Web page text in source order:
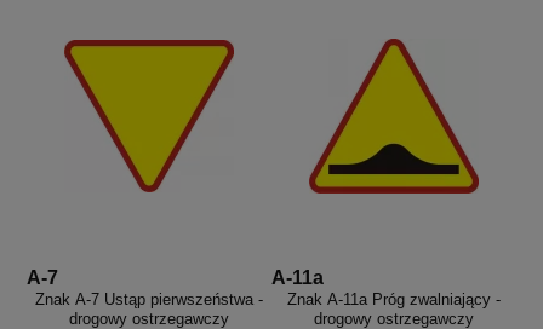
A-7
Znak A-7 Ustąp pierwszeństwa -
drogowy ostrzegawczy
A-11a
Znak A-11a Próg zwalniający -
drogowy ostrzegawczy